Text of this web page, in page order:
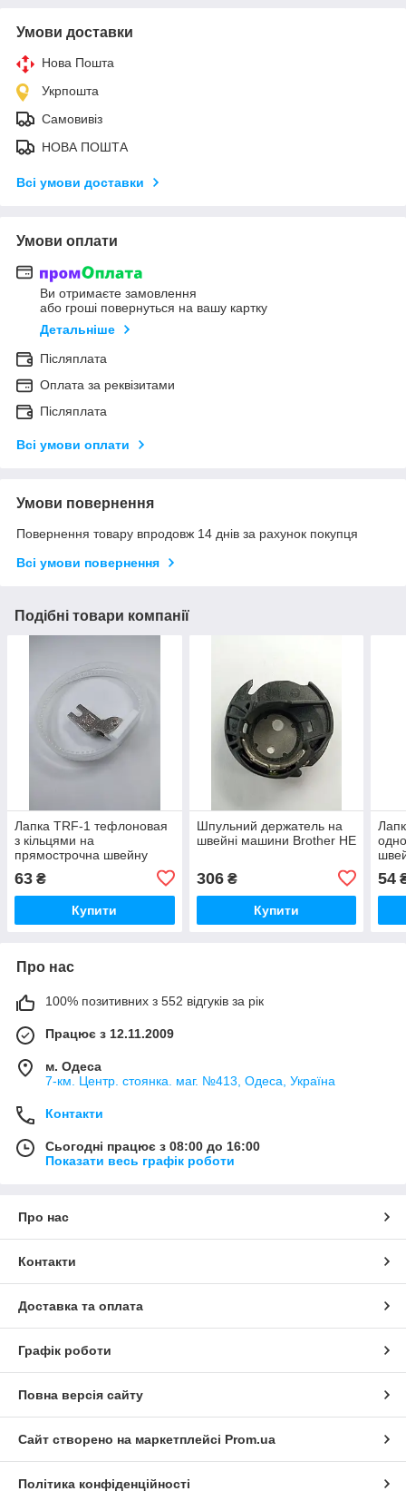
Умови доставки
Нова Пошта
Укрпошта
Самовивіз
НОВА ПОШТА
Всі умови доставки
Умови оплати
Ви отримаєте замовлення
або гроші повернуться на вашу картку
Детальніше
Післяплата
Оплата за реквізитами
Післяплата
Всі умови оплати
Умови повернення
Повернення товару впродовж 14 днів за рахунок покупця
Всі умови повернення
Подібні товари компанії
Лапка TRF-1 тефлоновая
з кільцями на
прямострочна швейну
63 ₴
Купити
Шпульний держатель на
швейні машини Brother HE
306₴
Купити
54
Про нас
100% позитивних з 552 відгуків за рік
Працює з 12.11.2009
м. Одеса
7-км. Центр. стоянка. маг. №413, Одеса, Україна
Контакти
Сьогодні працює з 08:00 до 16:00
Показати весь графік роботи
Про нас
Контакти
Доставка та оплата
Графік роботи
Повна версія сайту
Сайт створено на маркетплейсі Prom.ua
Політика конфіденційності